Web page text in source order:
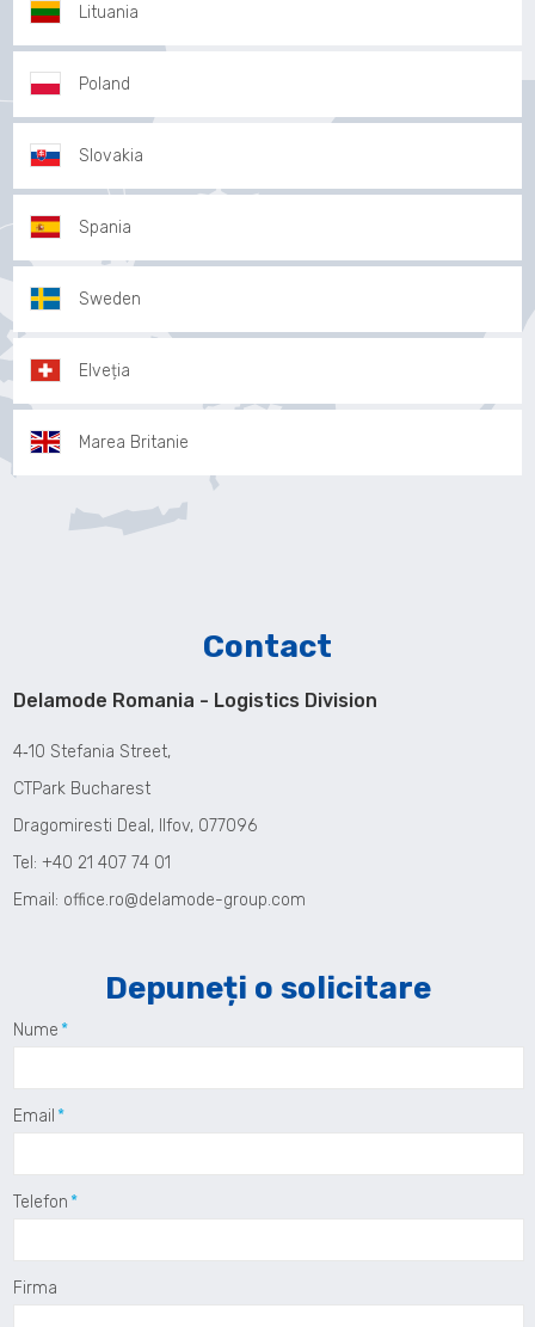
Lituania
Poland
Slovakia
Spania
Sweden
Elveția
Marea Britanie
Contact
Delamode Romania - Logistics Division
4‑10 Stefania Street,
CTPark Bucharest
Dragomiresti Deal, Ilfov, 077096
Tel: +40 21 407 74 01
Email: office.ro@delamode-group.com
Depuneți o solicitare
Nume
Email
Telefon
Firma